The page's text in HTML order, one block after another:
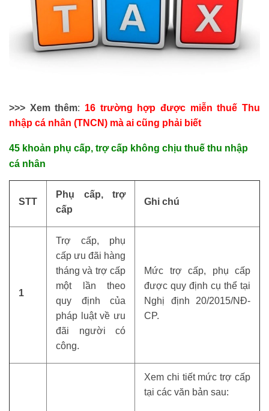
>>> Xem thêm: 16 trường hợp được miễn thuế Thu
nhập cá nhân (TNCN) mà ai cũng phải biết
45 khoản phụ cấp, trợ cấp không chịu thuế thu nhập
cá nhân
STT
Phụ cấp, trợ
cấp
Ghi chú
1
Trợ cấp, phụ
cấp ưu đãi hàng
tháng và trợ cấp
một lần theo
quy định của
pháp luật về ưu
đãi người có
công.
Mức trợ cấp, phụ cấp
được quy định cụ thể tại
Nghị định 20/2015/NĐ-
CP.
Xem chi tiết mức trợ cấp
tại các văn bản sau: